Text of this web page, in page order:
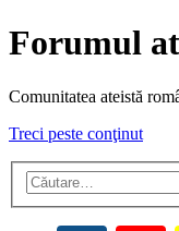
Forumul
Comunitatea ateistă
Treci peste conţinut